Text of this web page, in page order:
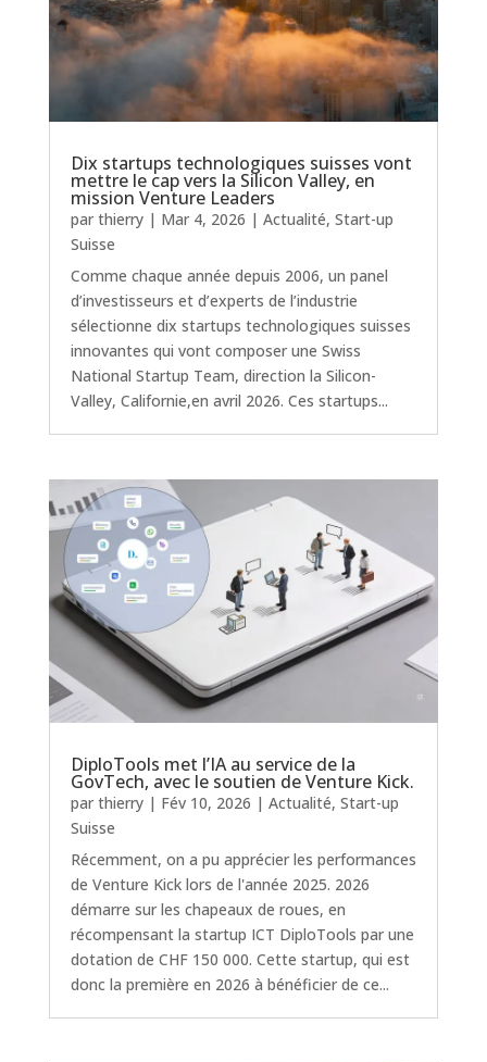
Dix startups technologiques suisses vont
mettre le cap vers la Silicon Valley, en
mission Venture Leaders
par thierry| Mar 4, 2026 | Actualité, Start-up
Suisse
Comme chaque année depuis 2006, un panel
d’investisseurs et d’experts de l’industrie
sélectionne dix startups technologiques suisses
innovantes qui vont composer une Swiss
National Startup Team, direction la Silicon-
Valley, Californie,en avril 2026. Ces startups...
DiploTools met l’IA au service de la
GovTech, avec le soutien de Venture Kick.
par thierry| Fév 10, 2026 | Actualité, Start-up
Suisse
Récemment, on a pu apprécier les performances
de Venture Kick lors de l'année 2025. 2026
démarre sur les chapeaux de roues, en
récompensant la startup ICT DiploTools par une
dotation de CHF 150 000. Cette startup, qui est
donc la première en 2026 à bénéficier de ce...